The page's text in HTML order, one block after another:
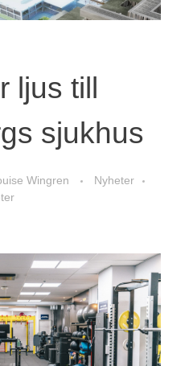
ljus till
sjukhus
Wingren
Nyheter